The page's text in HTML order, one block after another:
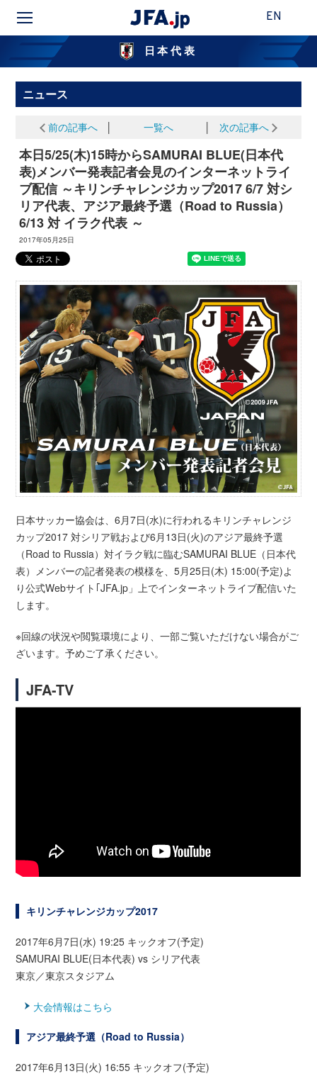
EN
日本代表
ニュース
前の記事へ 一覧へ 次の記事へ
本日5/25(木)15時からSAMURAI BLUE(日本代
表)メンバー発表記者会見のインターネットライ
ブ配信 ～キリンチャレンジカップ2017 6/7 対シ
リア代表、アジア最終予選（Road to Russia）
6/13 対 イラク代表 ～
2017年05月25日
日本サッカー協会は、6月7日(水)に行われるキリンチャレンジ
カップ2017対シリア戦および6月 13日(火)のアジア最終予選
（Road to Russia）対イラク戦に臨むSAMURAI BLUE （日本代
表）メンバーの記者発表の模様を、5月25日(木) 15:00(予定)よ
り公式Webサイト｢JFA.jp」上でインターネットライブ配信いた
します。
※回線の状況や閲覧環境により、一部ご覧いただけない場合がご
ざいます。予めご了承ください。
JFA-TV
キリンチャレンジカップ2017
2017年6月7日(水) 19:25 キックオフ(予定)
SAMURAI BLUE(日本代表) vs シリア代表
東京／東京スタジアム
大会情報はこちら
アジア最終予選（Road to Russia）
2017年6月13日(火) 16:55 キックオフ(予定)